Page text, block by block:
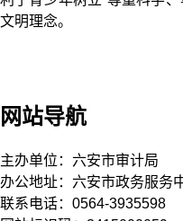
文明理念。
网站导航
主办单位：六安市审计局
办公地址：六安市政务服务
联系电话：0564-3935598